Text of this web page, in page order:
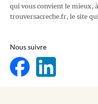
qui vous convient le mieux,
trouversacreche.fr, le site
Nous suivre